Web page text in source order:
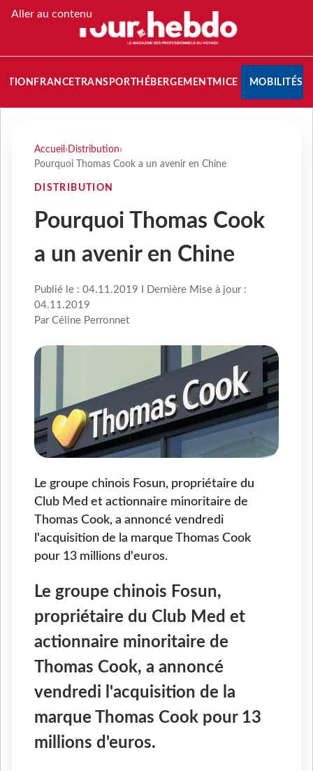
Aller au contenu
FRANCETRANSPORT HÉBERGEMENTMICE MOBILITÉS
Accueil › Distribution›
Pourquoi Thomas Cook a un avenir en Chine
DISTRIBUTION
Pourquoi Thomas Cook
a un avenir en Chine
Publié le : 04.11.2019 I Dernière Mise à jour :
04.11.2019
Par Céline Perronnet
Le groupe chinois Fosun, propriétaire du
Club Med et actionnaire minoritaire de
Thomas Cook, a annoncé vendredi
l'acquisition de la marque Thomas Cook
pour 13 millions d'euros.
Le groupe chinois Fosun,
propriétaire du Club Med et
actionnaire minoritaire de
Thomas Cook, a annoncé
vendredi l'acquisition de la
marque Thomas Cook pour 13
millions d'euros.